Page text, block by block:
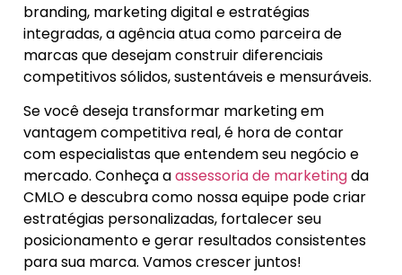
branding, marketing digital e estratégias
integradas, a agência atua como parceira de
marcas que desejam construir diferenciais
competitivos sólidos, sustentáveis e mensuráveis.
Se você deseja transformar marketing em
vantagem competitiva real, é hora de contar
com especialistas que entendem seu negócio e
mercado. Conheça aassessoria de marketingda
CMLO e descubra como nossa equipe pode criar
estratégias personalizadas, fortalecer seu
posicionamento e gerar resultados consistentes
para sua marca. Vamos crescer juntos!